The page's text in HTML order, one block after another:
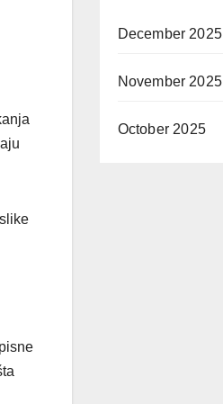
December 2025
November 2025
October 2025